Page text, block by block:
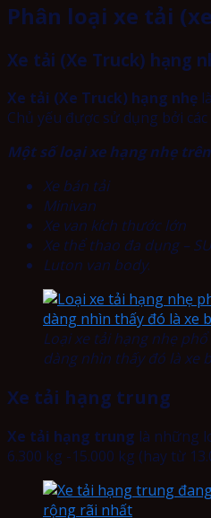
Phân loại xe tải
Xe tải (Xe Truck) hạng
Xe tải (Xe Truck) hạng nhẹ
Chủ yếu được sử dụng bởi
Một số loại xe hạng nhẹ
Xe bán tải
Minivan
Xe van kích thước lớn
Xe thể thao đa dụng –
Luton van body.
Loại xe tải hạng nhẹ
dàng nhìn thấy đó là xe
Xe tải hạng trung
Xe tải hạng trung là những
6.300 kg -15.000 kg (hay từ